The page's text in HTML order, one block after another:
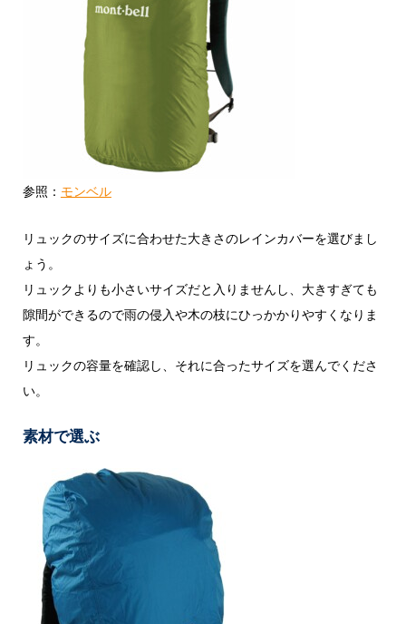
参照： モンベル
リュックのサイズに合わせた大きさのレインカバーを選びまし
ょう。
リュックよりも小さいサイズだと入りませんし、大きすぎても
隙間ができるので雨の侵入や木の枝にひっかかりやすくなりま
す。
リュックの容量を確認し、それに合ったサイズを選んでくださ
い。
素材で選ぶ